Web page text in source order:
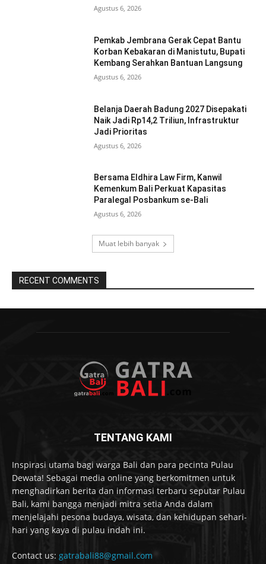
Agustus 6, 2026
Pemkab Jembrana Gerak Cepat Bantu
Korban Kebakaran di Manistutu, Bupati
Kembang Serahkan Bantuan Langsung
Agustus 6, 2026
Belanja Daerah Badung 2027 Disepakati
Naik Jadi Rp14,2 Triliun, Infrastruktur
Jadi Prioritas
Agustus 6, 2026
Bersama Eldhira Law Firm, Kanwil
Kemenkum Bali Perkuat Kapasitas
Paralegal Posbankum se-Bali
Agustus 6, 2026
Muat lebih banyak
RECENT COMMENTS
TENTANG KAMI
Inspirasi utama bagi warga Bali dan para pecinta Pulau
Dewata! Sebagai media online yang berkomitmen untuk
menghadirkan berita dan informasi terbaru seputar Pulau
Bali, kami bangga menjadi mitra setia Anda dalam
menjelajahi pesona budaya, wisata, dan kehidupan sehari-
hari yang kaya di pulau indah ini.
Contact us: gatrabali88@gmail.com